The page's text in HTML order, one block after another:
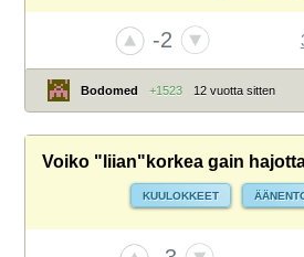
-2
Bodomed +1523 12 vuotta sitten
Voiko "liian"korkea gain
KUULOKKEET